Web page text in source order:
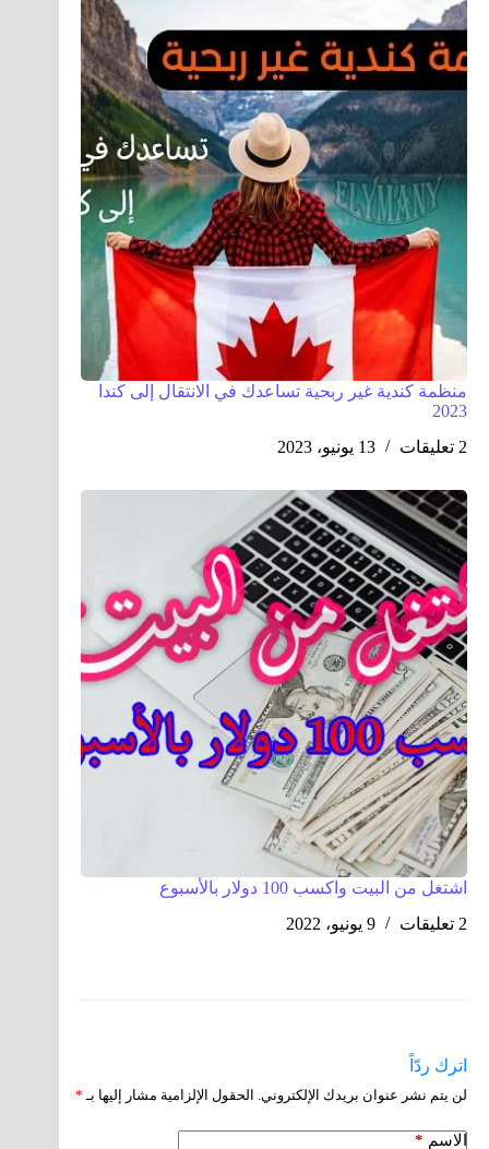
منظمة كندية غير ربحية تساعدك في الانتقال إلى كندا
2023
2 تعليقات
13 يونيو، 2023
اشتغل من البيت واكسب 100 دولار بالأسبوع
2 تعليقات
9 يونيو، 2022
اترك ردّاً
لن يتم نشر عنوان بريدك الإلكتروني. الحقول الإلزامية مشار إليها بـ *
الاسم *